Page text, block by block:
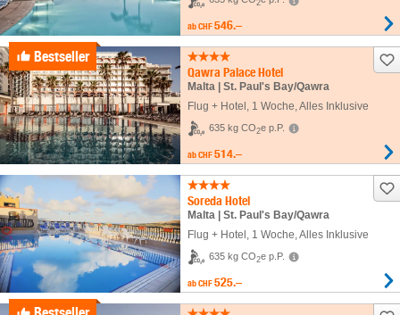
2
ab CHF 546.–
Bestseller
Qawra Palace Hotel
Malta | St. Paul's Bay/Qawra
Flug + Hotel , 1 Woche, Alles Inklusive
635 kg CO2e p.P.
ab CHF 514.–
Soreda Hotel
Malta | St. Paul's Bay/Qawra
Flug + Hotel , 1 Woche, Alles Inklusive
635 kg CO2e p.P.
ab CHF 525.–